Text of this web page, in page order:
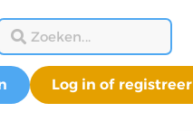
Log in of registreer